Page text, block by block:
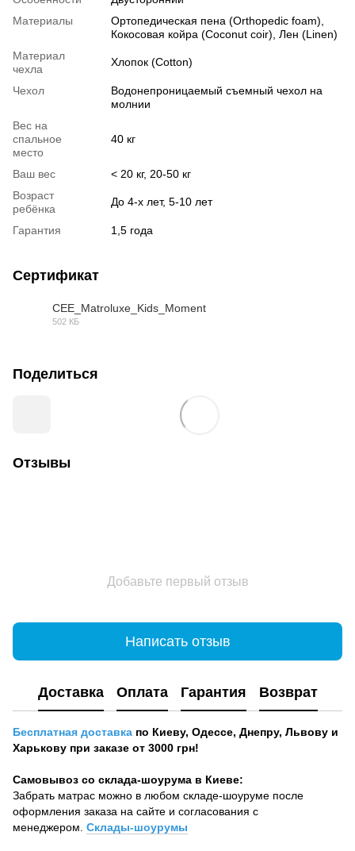
Материалы
Ортопедическая пена (Orthopedic foam),
Кокосовая койра (Coconut coir), Лен (Linen)
Материал
чехла
Хлопок (Cotton)
Чехол
Водонепроницаемый съемный чехол на
молнии
Вес на
спальное
место
40 кг
Ваш вес
< 20 кг, 20-50 кг
Возраст
ребёнка
До 4-х лет, 5-10 лет
Гарантия 1,5 года
Сертификат
СЕЕ_Matroluxe_Kids_Moment
502 КБ
Поделиться
Отзывы
Добавьте первый отзыв
Написать отзыв
Доставка Оплата Гарантия Возврат
Бесплатная доставка по Киеву, Одессе, Днепру, Львову и
Харькову при заказе от 3000 грн!
Самовывоз со склада-шоурума в Киеве:
Забрать матрас можно в любом складе-шоуруме после
оформления заказа на сайте и согласования с
менеджером. Склады-шоурумы